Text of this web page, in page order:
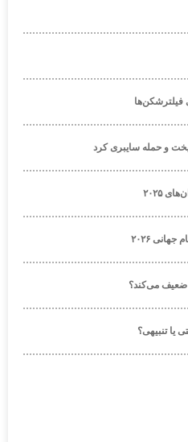
فیلترشکن‌ها
و حمله سایبری کرد
۲۰۲۶
ضعیف می‌کند؟
یا تنبیهی؟